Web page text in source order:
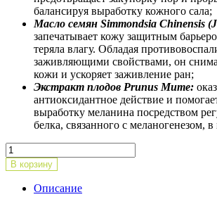
балансируя выработку кожного сала;
Масло семян Simmondsia Chinensis
запечатывает кожу защитным
теряла влагу. Обладая
заживляющими свойствами, он
кожи и ускоряет заживление ран;
Экстракт плодов Prunus Mume:
антиоксидантное действие и
выработку меланина посредством
белка, связанного с меланогенезом,
Количество
товара
Энзимный
пилинг-
В корзину
Описание